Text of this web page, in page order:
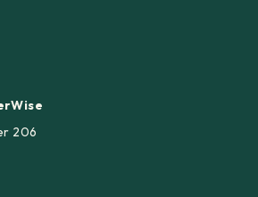
206